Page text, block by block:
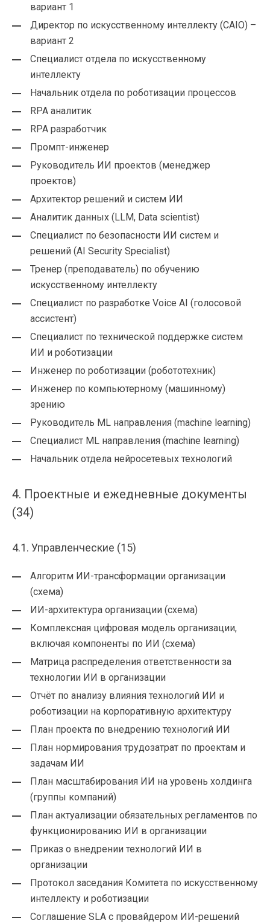
вариант 1
Директор по искусственному интеллекту (CAIO) –
вариант 2
Специалист отдела по искусственному
интеллекту
Начальник отдела по роботизации процессов
RPA аналитик
RPA разработчик
Промпт-инженер
Руководитель ИИ проектов (менеджер
проектов)
Архитектор решений и систем ИИ
Аналитик данных (LLM, Data scientist)
Специалист по безопасности ИИ систем и
решений (AI Security Specialist)
Тренер (преподаватель) по обучению
искусственному интеллекту
Специалист по разработке Voice AI (голосовой
ассистент)
Специалист по технической поддержке систем
ИИ и роботизации
Инженер по роботизации (робототехник)
Инженер по компьютерному (машинному)
зрению
Руководитель ML направления (machine learning)
Специалист ML направления (machine learning)
Начальник отдела нейросетевых технологий
4. Проектные и ежедневные документы
(34)
4.1. Управленческие (15)
Алгоритм ИИ-трансформации организации
(схема)
ИИ-архитектура организации (схема)
Комплексная цифровая модель организации,
включая компоненты по ИИ (схема)
Матрица распределения ответственности за
технологии ИИ в организации
Отчёт по анализу влияния технологий ИИ и
роботизации на корпоративную архитектуру
План проекта по внедрению технологий ИИ
План нормирования трудозатрат по проектам и
задачам ИИ
План масштабирования ИИ на уровень холдинга
(группы компаний)
План актуализации обязательных регламентов по
функционированию ИИ в организации
Приказ о внедрении технологий ИИ в
организации
Протокол заседания Комитета по искусственному
интеллекту и роботизации
Соглашение SLA с провайдером ИИ-решений